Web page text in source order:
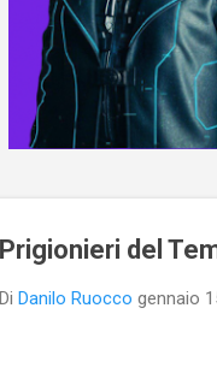
Prigionieri del
Di Danilo Ruocco gennaio